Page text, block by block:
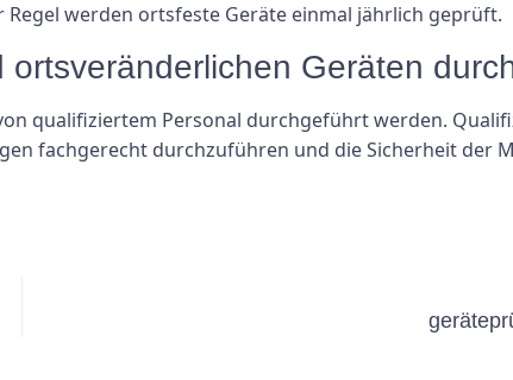
werden ortsfeste Geräte einmal jährlich geprüft.
Geräten
qualifiziertem Personal durchgeführt werden.
fachgerecht durchzuführen und die Sicherheit der